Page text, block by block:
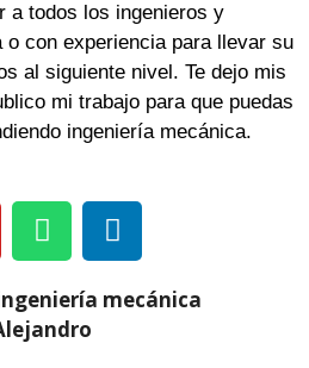
a todos los ingenieros y
con experiencia para llevar su
al siguiente nivel. Te dejo mis
mi trabajo para que puedas
ingeniería mecánica.